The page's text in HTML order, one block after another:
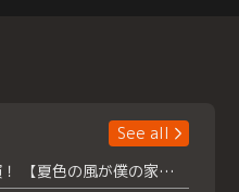
See all
浮所飛貴主演！ 【夏色の風が僕の家にやってきた】 本日よりテラサで独占配信スタート！